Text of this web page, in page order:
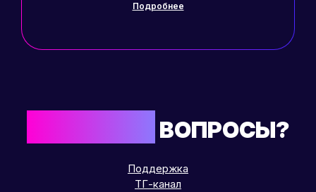
Подробнее
ВОПРОСЫ?
Поддержка
ТГ-канал